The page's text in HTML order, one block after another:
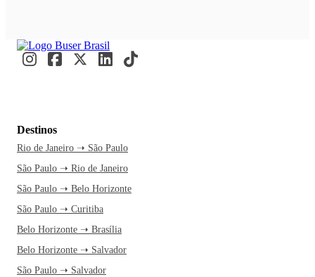
Destinos
Rio de Janeiro ➝ São Paulo
São Paulo ➝ Rio de Janeiro
São Paulo ➝ Belo Horizonte
São Paulo ➝ Curitiba
Belo Horizonte ➝ Brasília
Belo Horizonte ➝ Salvador
São Paulo ➝ Salvador